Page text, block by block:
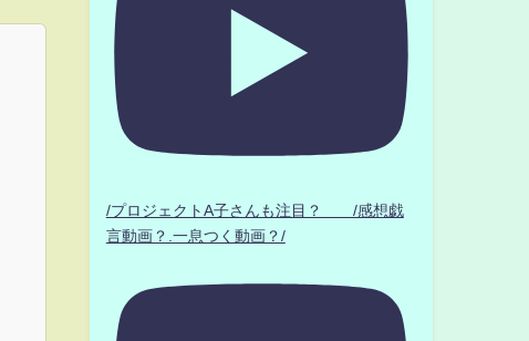
/プロジェクトA子さんも注目？ /感想戯
言動画？.一息つく動画？/